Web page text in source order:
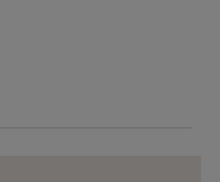
Alena